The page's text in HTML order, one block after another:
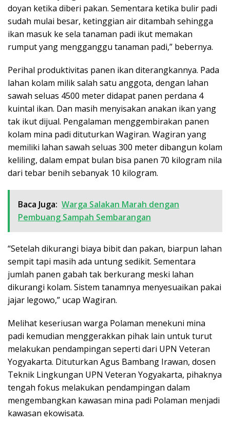
doyan ketika diberi pakan. Sementara ketika bulir padi
sudah mulai besar, ketinggian air ditambah sehingga
ikan masuk ke sela tanaman padi ikut memakan
rumput yang mengganggu tanaman padi,” bebernya.
Perihal produktivitas panen ikan diterangkannya. Pada
lahan kolam milik salah satu anggota, dengan lahan
sawah seluas 4500 meter didapat panen perdana 4
kuintal ikan. Dan masih menyisakan anakan ikan yang
tak ikut dijual. Pengalaman menggembirakan panen
kolam mina padi dituturkan Wagiran. Wagiran yang
memiliki lahan sawah seluas 300 meter dibangun kolam
keliling, dalam empat bulan bisa panen 70 kilogram nila
dari tebar benih sebanyak 10 kilogram.
Baca Juga: Warga Salakan Marah dengan
Pembuang Sampah Sembarangan
“Setelah dikurangi biaya bibit dan pakan, biarpun lahan
sempit tapi masih ada untung sedikit. Sementara
jumlah panen gabah tak berkurang meski lahan
dikurangi kolam. Sistem tanamnya menyesuaikan pakai
jajar legowo,” ucap Wagiran.
Melihat keseriusan warga Polaman menekuni mina
padi kemudian menggerakkan pihak lain untuk turut
melakukan pendampingan seperti dari UPN Veteran
Yogyakarta. Dituturkan Agus Bambang Irawan, dosen
Teknik Lingkungan UPN Veteran Yogyakarta, pihaknya
tengah fokus melakukan pendampingan dalam
mengembangkan kawasan mina padi Polaman menjadi
kawasan ekowisata.